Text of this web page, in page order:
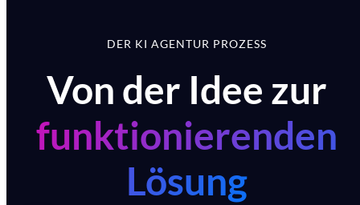
DER KI AGENTUR PROZESS
Von der Idee zur
funktionierenden
Lösung